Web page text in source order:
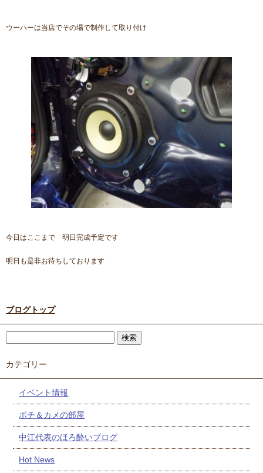
ウーハーは当店でその場で制作して取り付け
今日はここまで 明日完成予定です
明日も是非お待ちしております
ブログトップ
カテゴリー
イベント情報
ポチ＆カメの部屋
中江代表のほろ酔いブログ
Hot News